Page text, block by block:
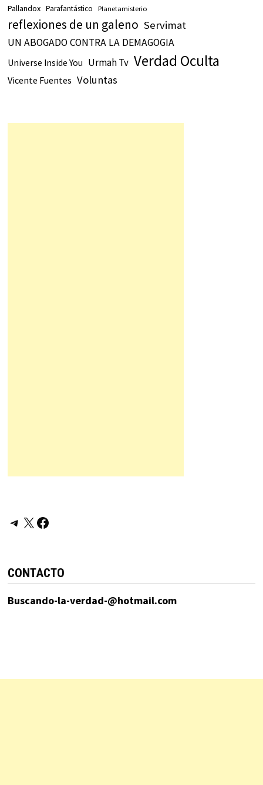
Pallandox Parafantástico Planetamisterio
reflexiones de un galeno Servimat
UN ABOGADO CONTRA LA DEMAGOGIA
Universe Inside You Urmah Tv Verdad Oculta
Vicente Fuentes Voluntas
Telegram
X Facebook
CONTACTO
Buscando-la-verdad-@hotmail.com